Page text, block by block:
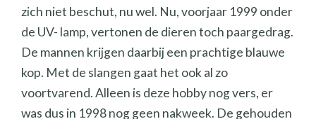
zich niet beschut, nu wel. Nu, voorjaar 1999 onder
de UV- lamp, vertonen de dieren toch paargedrag.
De mannen krijgen daarbij een prachtige blauwe
kop. Met de slangen gaat het ook al zo
voortvarend. Alleen is deze hobby nog vers, er
was dus in 1998 nog geen nakweek. De gehouden